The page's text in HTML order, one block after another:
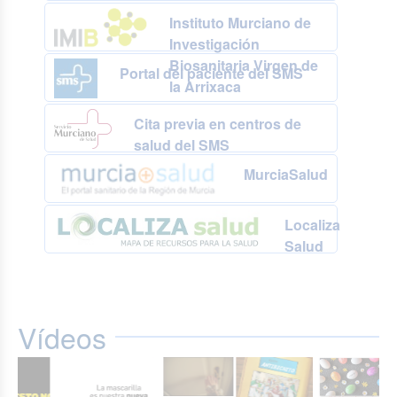
Instituto Murciano de
Investigación
Biosanitaria Virgen de
la Arrixaca
Portal del paciente del SMS
Cita previa en centros de
salud del SMS
MurciaSalud
Localiza
Salud
Vídeos